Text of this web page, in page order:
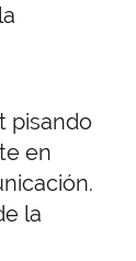
pisando
en
la